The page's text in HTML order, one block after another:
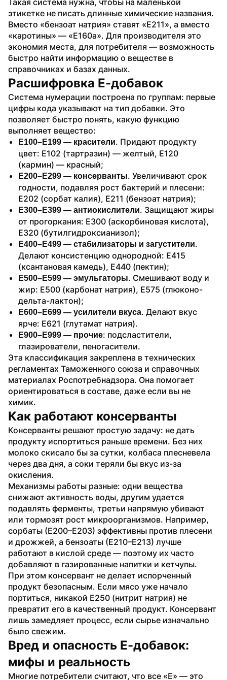
этикетке не писать длинные химические названия.
Вместо «бензоат натрия» ставят «Е211», а вместо
«каротины» — «Е160а». Для производителя это
экономия места, для потребителя — возможность
быстро найти информацию о веществе в
справочниках и базах данных.
Расшифровка Е-добавок
Система нумерации построена по группам: первые
цифры кода указывают на тип добавки. Это
позволяет быстро понять, какую функцию
выполняет вещество:
Е100–Е199 — красители. Придают продукту
цвет: Е102 (тартразин) — желтый, Е120
(кармин) — красный;
Е200–Е299 — консерванты. Увеличивают срок
годности, подавляя рост бактерий и плесени:
Е202 (сорбат калия), Е211 (бензоат натрия);
Е300–Е399 — антиокислители. Защищают жиры
от прогоркания: Е300 (аскорбиновая кислота),
Е320 (бутилгидроксианизол);
Е400–Е499 — стабилизаторы и загустители.
Делают консистенцию однородной: Е415
(ксантановая камедь), Е440 (пектин);
Е500–Е599 — эмульгаторы. Смешивают воду и
жир: Е500 (карбонат натрия), Е575 (глюконо-
дельта-лактон);
Е600–Е699 — усилители вкуса. Делают вкус
ярче: Е621 (глутамат натрия).
Е900–Е999 — прочие: подсластители,
глазирователи, пеногасители.
Эта классификация закреплена в технических
регламентах Таможенного союза и справочных
материалах Роспотребнадзора. Она помогает
ориентироваться в составе, даже если вы не
химик.
Как работают консерванты
Консерванты решают простую задачу: не дать
продукту испортиться раньше времени. Без них
молоко скисало бы за сутки, колбаса плесневела
через два дня, а соки теряли бы вкус из-за
окисления.
Механизмы работы разные: одни вещества
снижают активность воды, другим удается
подавлять ферменты, третьи напрямую убивают
или тормозят рост микроорганизмов. Например,
сорбаты (Е200–Е203) эффективны против плесени
и дрожжей, а бензоаты (Е210–Е213) лучше
работают в кислой среде — поэтому их часто
добавляют в газированные напитки и кетчупы.
При этом консервант не делает испорченный
продукт безопасным. Если мясо уже начало
портиться, никакой Е250 (нитрит натрия) не
превратит его в качественный продукт. Консервант
лишь замедляет процесс, если сырье изначально
было свежим.
Вред и опасность Е-добавок:
мифы и реальность
Многие потребители считают, что все «Е» — это